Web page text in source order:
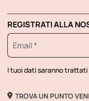
REGISTRATI ALLA
I tuoi dati saranno trattati
TROVA UN PUNTO